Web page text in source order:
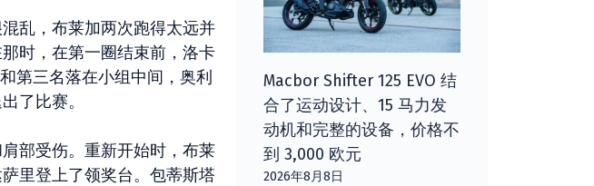
乱，布莱加两次跑得太远并
时，在第一圈结束前，洛卡
第三名落在小组中间，奥利
了比赛。
部受伤。重新开始时，布莱
里登上了领奖台。包蒂斯塔
Macbor Shifter 125 EVO 结
合了运动设计、15 马力发
动机和完整的设备，价格不
到 3,000 欧元
2026年8月8日